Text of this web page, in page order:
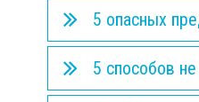
5 опасных
5 способов